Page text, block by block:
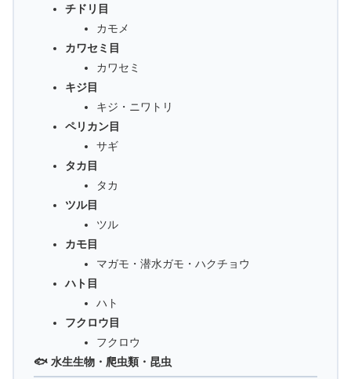
チドリ目
カモメ
カワセミ目
カワセミ
キジ目
キジ・ニワトリ
ペリカン目
サギ
タカ目
タカ
ツル目
ツル
カモ目
マガモ・潜水ガモ・ハクチョウ
ハト目
ハト
フクロウ目
フクロウ
🐟 水生生物・爬虫類・昆虫